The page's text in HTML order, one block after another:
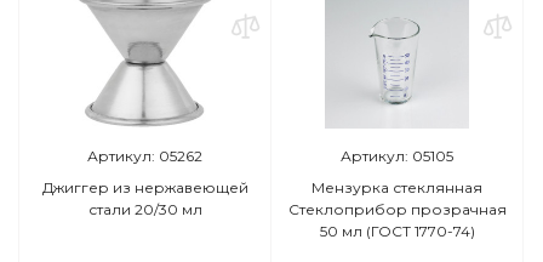
Артикул: 05262
Джиггер из нержавеющей
стали 20/30 мл
Артикул: 05105
Мензурка стеклянная
Стеклоприбор прозрачная
50 мл (ГОСТ 1770-74)